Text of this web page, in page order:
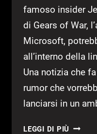
famoso insider
di Gears of War,
Microsoft,
all’interno della
Una notizia che
rumor che
lanciarsi in un
LEGGI DI PIÙ GEARS